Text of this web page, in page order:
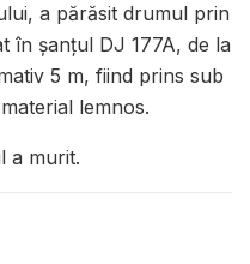
a părăsit drumul prin
în șanțul DJ 177A, de la
5 m, fiind prins sub
lemnos.
a murit.